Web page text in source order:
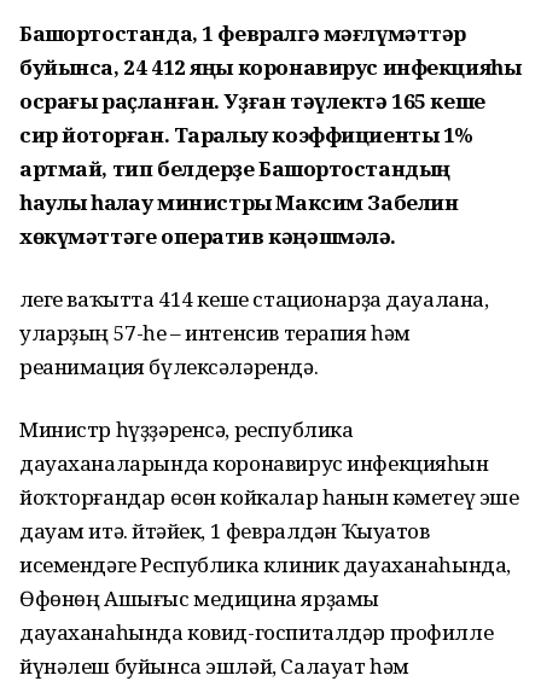
Башҡортостанда, 1 февралгә мәғлүмәттәр
буйынса, 24 412 яңы коронавирус инфекцияһы
осрағы раҫланған. Уҙған тәүлектә 165 кеше
сир йоҡторған. Таралыу коэффициенты 1%
артмай, тип белдерҙе Башҡортостандың
һаулыҡ һаҡлау министры Максим Забелин
хөкүмәттәге оператив кәңәшмәлә.
Әлеге ваҡытта 414 кеше стационарҙа дауалана,
уларҙың 57-һе – интенсив терапия һәм
реанимация бүлексәләрендә.
Министр һүҙҙәренсә, республика
дауаханаларында коронавирус инфекцияһын
йоҡторғандар өсөн койкалар һанын кәметеү эше
дауам итә. Әйтәйек, 1 февралдән Ҡыуатов
исемендәге Республика клиник дауаханаһында,
Өфөнөң Ашығыс медицина ярҙамы
дауаханаһында ковид-госпиталдәр профилле
йүнәлеш буйынса эшләй, Салауат һәм